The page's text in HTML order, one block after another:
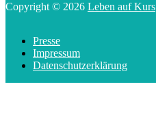
Copyright © 2026 Leben auf Kurs
Presse
Impressum
Datenschutzerklärung